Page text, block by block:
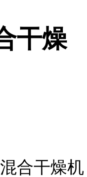
干燥
合干燥机